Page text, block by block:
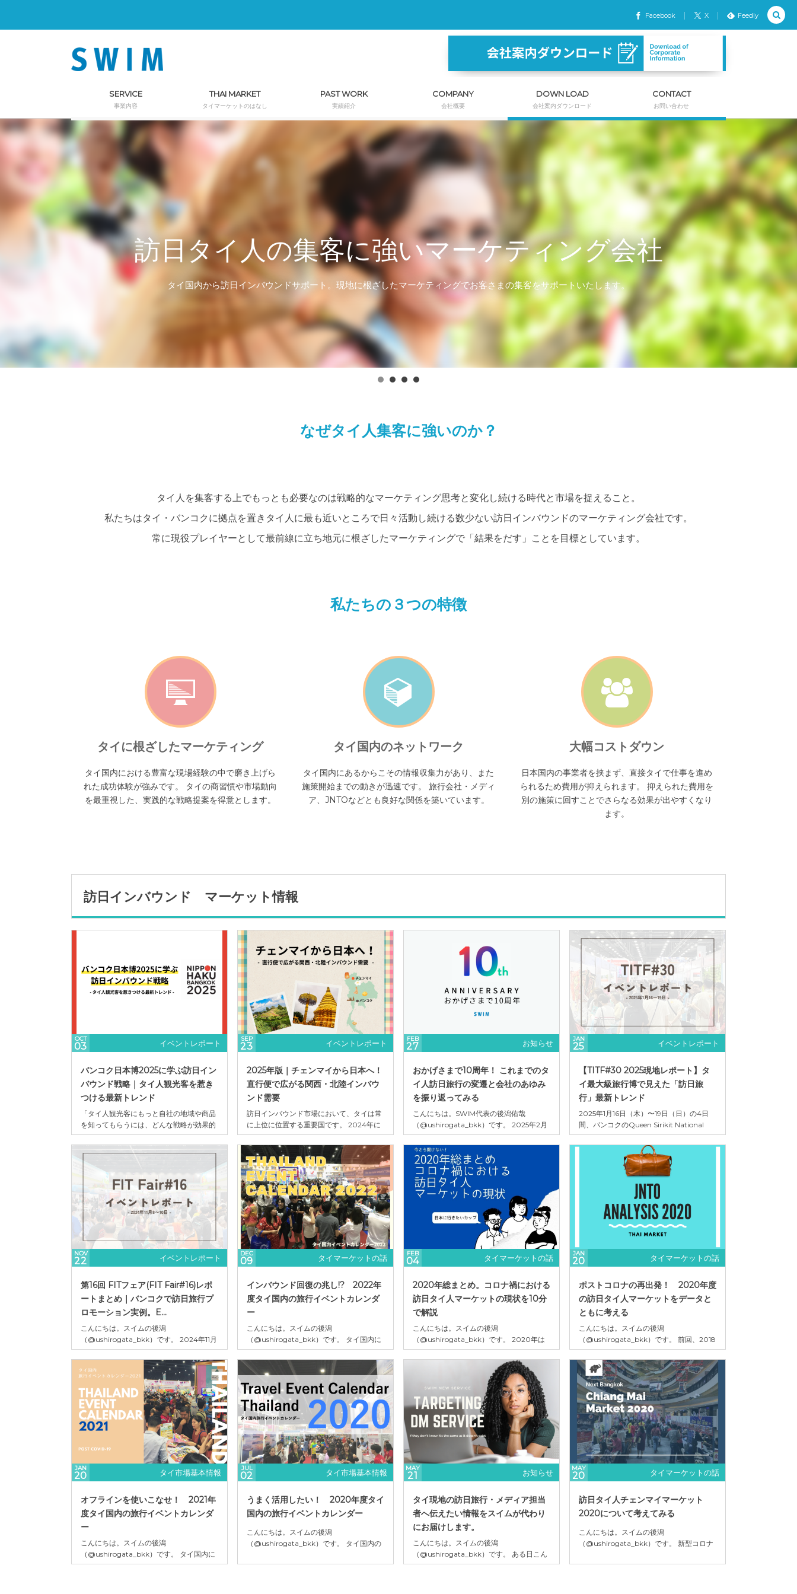
Facebook X Feedly
SERVICE
事業内容
THAI MARKET
タイマーケットのはなし
PAST WORK
実績紹介
COMPANY
会社概要
DOWN LOAD
会社案内ダウンロード
CONTACT
お問い合わせ
訪日タイ人の集客に強いマーケティング会社
タイ国内から訪日インバウンドサポート。現地に根ざしたマーケティングでお客さまの集客をサポートいたします。
なぜタイ人集客に強いのか？
タイ人を集客する上でもっとも必要なのは戦略的なマーケティング思考と変化し続ける時代と市場を捉えること。
私たちはタイ・バンコクに拠点を置きタイ人に最も近いところで日々活動し続ける数少ない訪日インバウンドのマーケティング会社です。
常に現役プレイヤーとして最前線に立ち地元に根ざしたマーケティングで「結果をだす」ことを目標としています。
私たちの３つの特徴
タイに根ざしたマーケティング
タイ国内における豊富な現場経験の中で磨き上げら
れた成功体験が強みです。 タイの商習慣や市場動向
を最重視した、実践的な戦略提案を得意とします。
タイ国内のネットワーク
タイ国内にあるからこその情報収集力があり、また
施策開始までの動きが迅速です。 旅行会社・メディ
ア、JNTOなどとも良好な関係を築いています。
大幅コストダウン
日本国内の事業者を挟まず、直接タイで仕事を進め
られるため費用が抑えられます。 抑えられた費用を
別の施策に回すことでさらなる効果が出やすくなり
ます。
訪日インバウンド マーケット情報
OCT
03 イベントレポート
バンコク日本博2025に学ぶ訪日イン
バウンド戦略｜タイ人観光客を惹き
つける最新トレンド
「タイ人観光客にもっと自社の地域や商品
を知ってもらうには、どんな戦略が効果的
だろうか？」訪日インバウンドを担当して
いると、この問いに直面する場面は少なく
現地の人々と直接触れ合える機会がなけれ
ば、どこか机上の戦略にとどまってしまい
がちです。 そんな中で、アジア最大級の日
本総合イベン...
SEP
23 イベントレポート
2025年版｜チェンマイから日本へ！
直行便で広がる関西・北陸インバウ
ンド需要
訪日インバウンド市場において、タイは常
に上位に位置する重要国です。 2024年に
は訪日タイ人観光客数は約115万人となり、
ASEAN主要国の中でも安定した成長を示
しています。これまで主役だったのはバン
コク発の旅行者でしたが、近年では 地方都
市からの訪日需要 が注目を集めています。
その代表例が、タイ北部の中心都市「チェ
ン...
FEB
27 お知らせ
おかげさまで10周年！ これまでのタ
イ人訪日旅行の変遷と会社のあゆみ
を振り返ってみる
こんにちは。SWIM代表の後潟佑哉
（@ushirogata_bkk）です。 2025年2月
27日、SWIMが設立して10年を迎えまし
た!! 実はつい最近まで、今年で丸9年だと
勘違いしていまして、ちゃんと数え直して
みたら10年経っていたことに驚きました。
年数を数えられなくなるほど、目の前の仕
事に集中していた……というこ...
JAN
25 イベントレポート
【TITF#30 2025現地レポート】タ
イ最大級旅行博で見えた「訪日旅
行」最新トレンド
2025年1月16日（木）〜19日（日）の4日
間、バンコクのQueen Sirikit National
Convention Centerで開催された「Thai
International Travel Fair（TITF）#30」
に行ってきました。 TITFは、タイ旅行業協
会（TTAA）が主催するタイ最大規模の旅
NOV
22 イベントレポート
第16回 FITフェア(FIT Fair#16)レポ
ートまとめ｜バンコクで訪日旅行プ
ロモーション実例。E...
こんにちは。スイムの後潟
（@ushirogata_bkk）です。 2024年11月
8日（金）〜10日（日）サイアムパラゴン
５階のロイヤルパラゴンホールにて「Visit
Japan FIT Fair 2024」(第16回 FITフェ
ア)」が開催されました。 主催は日本政府
観光局（JNTO） 毎年最高潮の盛り上がり
を見せる...
DEC
09 タイマーケットの話
インバウンド回復の兆し!? 2022年
度タイ国内の旅行イベントカレンダ
ー
こんにちは。スイムの後潟
（@ushirogata_bkk）です。 タイ国内に
おいて旅行商品の即売会のイメージが強い
オフラインイベントの旅行博。タイを代表
する旅行イベントと言えば、Thai
International Travel Fair（TITF）とJNTO
主催のFITフェアが有名です。他にも
Japan Expoやバ...
FEB
04 タイマーケットの話
2020年総まとめ。コロナ禍における
訪日タイ人マーケットの現状を10分
で解説
こんにちは。スイムの後潟
（@ushirogata_bkk）です。 2020年は
「東京オリンピック開催」と、訪日インバ
ウンド業界としてもひとつの大きな階段を
上る年になると期待されていました。しか
しながら、２月ごろから新型コロナウイル
スが世界的に猛威を振るい始めたことによ
り著しく停滞、衰退する１年となってしま
いました。 私...
JAN
20 タイマーケットの話
ポストコロナの再出発！ 2020年度
の訪日タイ人マーケットをデータと
ともに考える
こんにちは。スイムの後潟
（@ushirogata_bkk）です。 前回、2018
年度と2019年度の数字を見比べましたが、
今回はアフターコロナとなるタイマーケッ
ト2.0の数字を見ながら、今後の動きを追
っていこうと思います。 ガラリと変わるア
フターコロナのタイマーケットの動向をい
ち早くつかむことでうまく集客に繋がれば
良い...
JAN
20 タイ市場基本情報
オフラインを使いこなせ！ 2021年
度タイ国内の旅行イベントカレンダ
ー
こんにちは。スイムの後潟
（@ushirogata_bkk）です。 タイ国内に
おいて旅行商品の即売会のイメージが強い
JUL
02 タイ市場基本情報
うまく活用したい！ 2020年度タイ
国内の旅行イベントカレンダー
こんにちは。スイムの後潟
（@ushirogata_bkk）です。 タイ国内の
Travel Fair（TITF）とJNTO主催のFITフェ
MAY
21 お知らせ
タイ現地の訪日旅行・メディア担当
者へ伝えたい情報をスイムが代わり
にお届けします。
こんにちは。スイムの後潟
（@ushirogata_bkk）です。 ある日こん
なことを考えました。 Facebookの仕様上
MAY
20 タイマーケットの話
訪日タイ人チェンマイマーケット
2020について考えてみる
こんにちは。スイムの後潟
（@ushirogata_bkk）です。 新型コロナ
減のニュースが大きく取り上げられていま